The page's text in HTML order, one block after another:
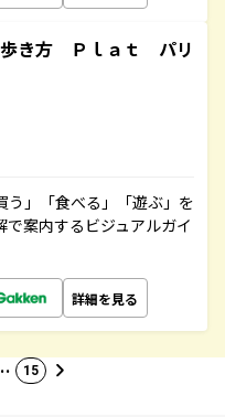
き方 Ｐｌａｔ パリ
う」「食べる」「遊ぶ」を
案内するビジュアルガイ
詳細を見る
15